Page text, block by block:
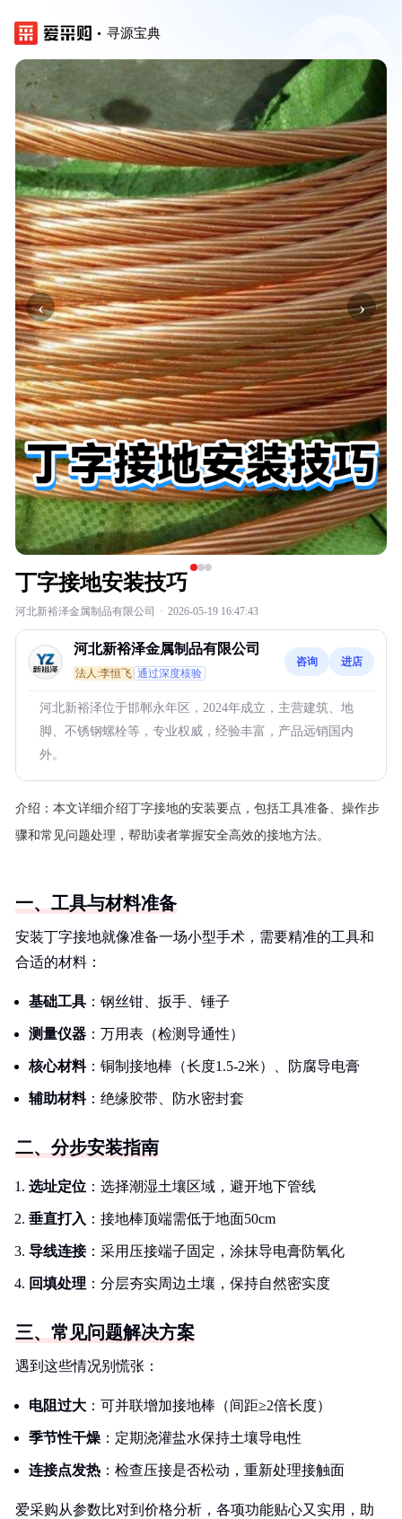
寻源宝典
‹ ›
丁字接地安装技巧
河北新裕泽金属制品有限公司 · 2026-05-19 16:47:43
河北新裕泽金属制品有限公司
法人:李恒飞 通过深度核验
咨询 进店
河北新裕泽位于邯郸永年区，2024年成立，主营建筑、地
脚、不锈钢螺栓等，专业权威，经验丰富，产品远销国内
外。
介绍： 本文详细介绍丁字接地的安装要点，包括工具准备、操作步
骤和常见问题处理，帮助读者掌握安全高效的接地方法。
一、工具与材料准备
安装丁字接地就像准备一场小型手术，需要精准的工具和
合适的材料：
基础工具 ：钢丝钳、扳手、锤子
测量仪器 ：万用表（检测导通性）
核心材料：铜制接地棒（长度1.5-2米）、防腐导电膏
辅助材料：绝缘胶带、防水密封套
二、分步安装指南
选址定位 ：选择潮湿土壤区域，避开地下管线
垂直打入 ：接地棒顶端需低于地面50cm
导线连接：采用压接端子固定，涂抹导电膏防氧化
回填处理 ：分层夯实周边土壤，保持自然密实度
三、常见问题解决方案
遇到这些情况别慌张：
电阻过大 ：可并联增加接地棒（间距≥2倍长度）
季节性干燥 ：定期浇灌盐水保持土壤导电性
连接点发热 ：检查压接是否松动，重新处理接触面
爱采购从参数比对到价格分析，各项功能贴心又实用，助